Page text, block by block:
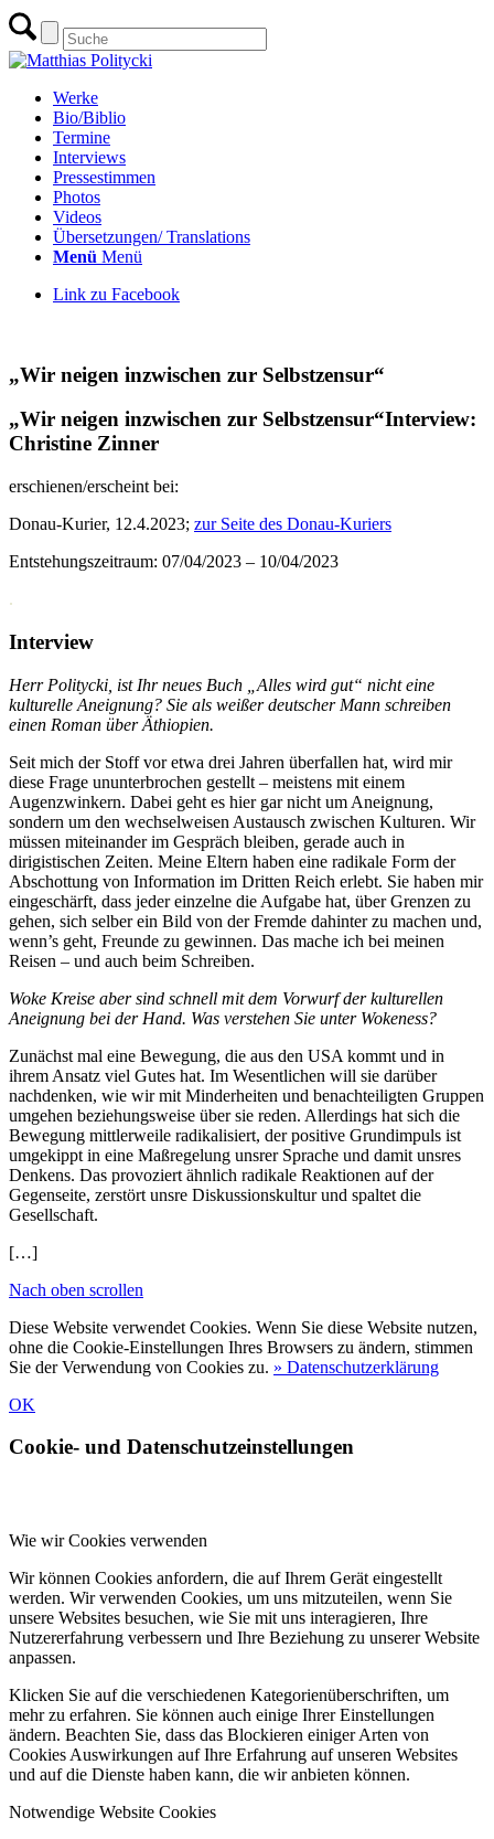
Werke
Bio/Biblio
Termine
Interviews
Pressestimmen
Photos
Videos
Übersetzungen/ Translations
Menü Menü
Link zu Facebook
„Wir neigen inzwischen zur Selbstzensur“
„Wir neigen inzwischen zur Selbstzensur“Interview:
Christine Zinner
erschienen/erscheint bei:
Donau-Kurier, 12.4.2023; zur Seite des Donau-Kuriers
Entstehungszeitraum: 07/04/2023 – 10/04/2023
.
Interview
Herr Politycki, ist Ihr neues Buch „Alles wird gut“ nicht eine
kulturelle Aneignung? Sie als weißer deutscher Mann schreiben
einen Roman über Äthiopien.
Seit mich der Stoff vor etwa drei Jahren überfallen hat, wird mir
diese Frage ununterbrochen gestellt – meistens mit einem
Augenzwinkern. Dabei geht es hier gar nicht um Aneignung,
sondern um den wechselweisen Austausch zwischen Kulturen. Wir
müssen miteinander im Gespräch bleiben, gerade auch in
dirigistischen Zeiten. Meine Eltern haben eine radikale Form der
Abschottung von Information im Dritten Reich erlebt. Sie haben mir
eingeschärft, dass jeder einzelne die Aufgabe hat, über Grenzen zu
gehen, sich selber ein Bild von der Fremde dahinter zu machen und,
wenn’s geht, Freunde zu gewinnen. Das mache ich bei meinen
Reisen – und auch beim Schreiben.
Woke Kreise aber sind schnell mit dem Vorwurf der kulturellen
Aneignung bei der Hand. Was verstehen Sie unter Wokeness?
Zunächst mal eine Bewegung, die aus den USA kommt und in
ihrem Ansatz viel Gutes hat. Im Wesentlichen will sie darüber
nachdenken, wie wir mit Minderheiten und benachteiligten Gruppen
umgehen beziehungsweise über sie reden. Allerdings hat sich die
Bewegung mittlerweile radikalisiert, der positive Grundimpuls ist
umgekippt in eine Maßregelung unsrer Sprache und damit unsres
Denkens. Das provoziert ähnlich radikale Reaktionen auf der
Gegenseite, zerstört unsre Diskussionskultur und spaltet die
Gesellschaft.
[…]
Nach oben scrollen
Diese Website verwendet Cookies. Wenn Sie diese Website nutzen,
ohne die Cookie-Einstellungen Ihres Browsers zu ändern, stimmen
Sie der Verwendung von Cookies zu. » Datenschutzerklärung
OK
Cookie- und Datenschutzeinstellungen
Wie wir Cookies verwenden
Wir können Cookies anfordern, die auf Ihrem Gerät eingestellt
werden. Wir verwenden Cookies, um uns mitzuteilen, wenn Sie
unsere Websites besuchen, wie Sie mit uns interagieren, Ihre
Nutzererfahrung verbessern und Ihre Beziehung zu unserer Website
anpassen.
Klicken Sie auf die verschiedenen Kategorienüberschriften, um
mehr zu erfahren. Sie können auch einige Ihrer Einstellungen
ändern. Beachten Sie, dass das Blockieren einiger Arten von
Cookies Auswirkungen auf Ihre Erfahrung auf unseren Websites
und auf die Dienste haben kann, die wir anbieten können.
Notwendige Website Cookies